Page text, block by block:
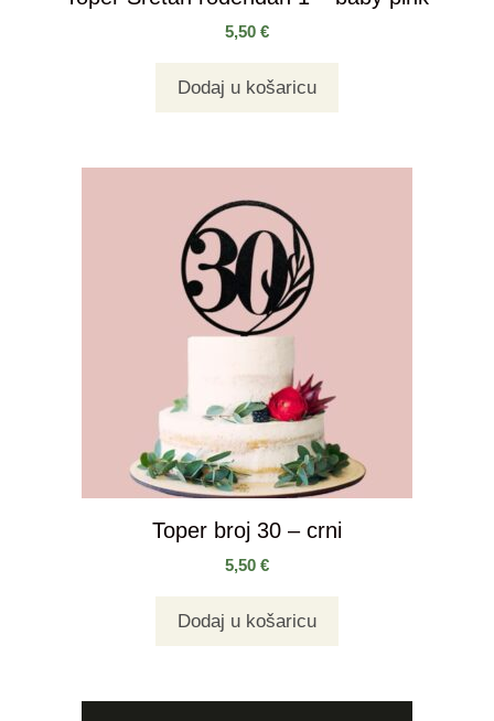
5,50 €
Dodaj u košaricu
Toper broj 30 – crni
5,50 €
Dodaj u košaricu